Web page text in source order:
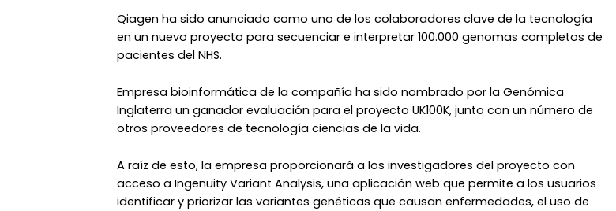
Qiagen ha sido anunciado como uno de los colaboradores clave de la tecnología
en un nuevo proyecto para secuenciar e interpretar 100.000 genomas completos de
pacientes del NHS.
Empresa bioinformática de la compañía ha sido nombrado por la Genómica
Inglaterra un ganador evaluación para el proyecto UK100K, junto con un número de
otros proveedores de tecnología ciencias de la vida.
A raíz de esto, la empresa proporcionará a los investigadores del proyecto con
acceso a Ingenuity Variant Analysis, una aplicación web que permite a los usuarios
identificar y priorizar las variantes genéticas que causan enfermedades, el uso de